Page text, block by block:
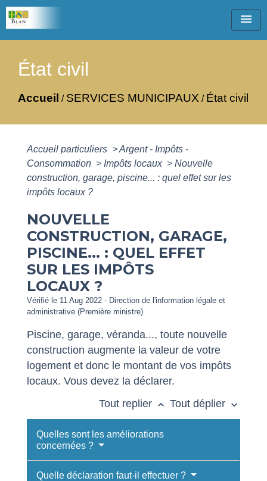
menu
État civil
Accueil / SERVICES MUNICIPAUX / État civil
Accueil particuliers >Argent - Impôts -
Consommation > Impôts locaux > Nouvelle
construction, garage, piscine... : quel effet sur les
impôts locaux ?
NOUVELLE
CONSTRUCTION, GARAGE,
PISCINE... : QUEL EFFET
SUR LES IMPÔTS
LOCAUX ?
Vérifié le 11 Aug 2022 - Direction de l'information légale et
administrative (Première ministre)
Piscine, garage, véranda..., toute nouvelle
construction augmente la valeur de votre
logement et donc le montant de vos impôts
locaux. Vous devez la déclarer.
Tout replier keyboard_arrow_up Tout déplier keyboard_arrow_down
Quelles sont les améliorations
concernées ?
Quelle déclaration faut-il effectuer ?